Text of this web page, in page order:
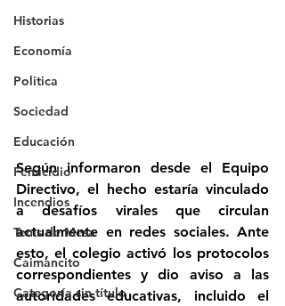
Historias
Economía
Politica
Sociedad
Educación
Femicidio
Incendios
Tenis de Mesa
Caimancito
Categoría sin título
Según informaron desde el Equipo
Directivo, el hecho estaría vinculado
a desafíos virales que circulan
actualmente en redes sociales. Ante
esto, el colegio activó los protocolos
correspondientes y dio aviso a las
autoridades educativas, incluido el